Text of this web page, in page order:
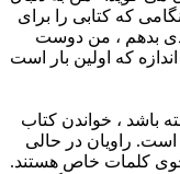
که کتابی را برای
بدهم ، من دوست
که اولین بار است
باشد ، خواندن کتاب
راویان در حالی
کلمات خاص هستند.